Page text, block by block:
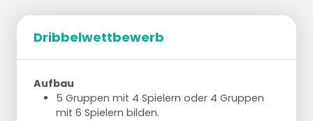
Dribbelwettbewerb
Aufbau
5 Gruppen mit 4 Spielern oder 4 Gruppen
mit 6 Spielern bilden.